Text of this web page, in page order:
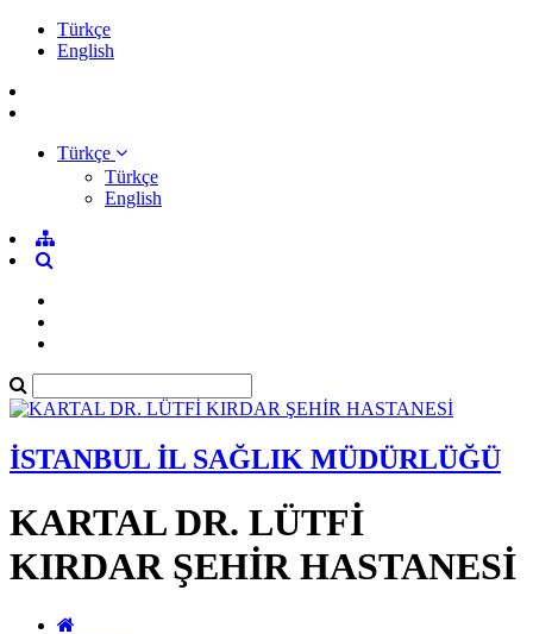
Türkçe
English
Türkçe
Türkçe
English
İSTANBUL İL SAĞLIK MÜDÜRLÜĞÜ
KARTAL DR. LÜTFİ
KIRDAR ŞEHİR HASTANESİ